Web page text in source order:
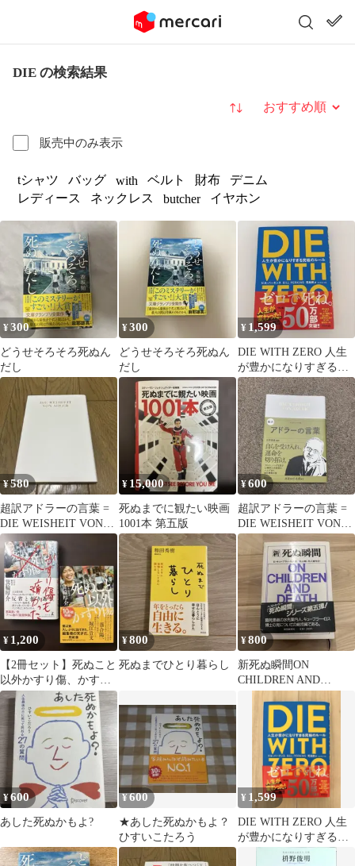
DIE の検索結果
販売中のみ表示
並び替え
tシャツ バッグ with ベルト 財布
デニム
レディース
ネックレス butcher イヤホン
¥300
どうせそろそろ死ぬん
だし
¥300
どうせそろそろ死ぬん
だし
¥ 1,599
DIE WITH ZERO 人生
が豊かになりすぎる究
極のルール
¥580
超訳アドラーの言葉 =
DIE WEISHEIT VON
ADLER : エッ…
¥ 15,000
死ぬまでに観たい映画
1001本 第五版
¥600
超訳アドラーの言葉 =
DIE WEISHEIT VON
ADLER : エッ…
¥ 1,200
【2冊セット】死ぬこと
以外かすり傷、かすり
傷も痛かった
¥800
死ぬまでひとり暮らし
¥800
新死ぬ瞬間ON
CHILDREN AND
¥600
あした死ぬかもよ?
¥600
★あした死ぬかもよ？
ひすいこたろう
¥ 1,599
DIE WITH ZERO 人生
が豊かになりすぎる究
極のルール